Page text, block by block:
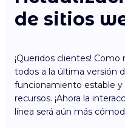
de sitios
¡Queridos clientes!
todos a la última versión
funcionamiento estable
recursos. ¡Ahora la
línea será aún más